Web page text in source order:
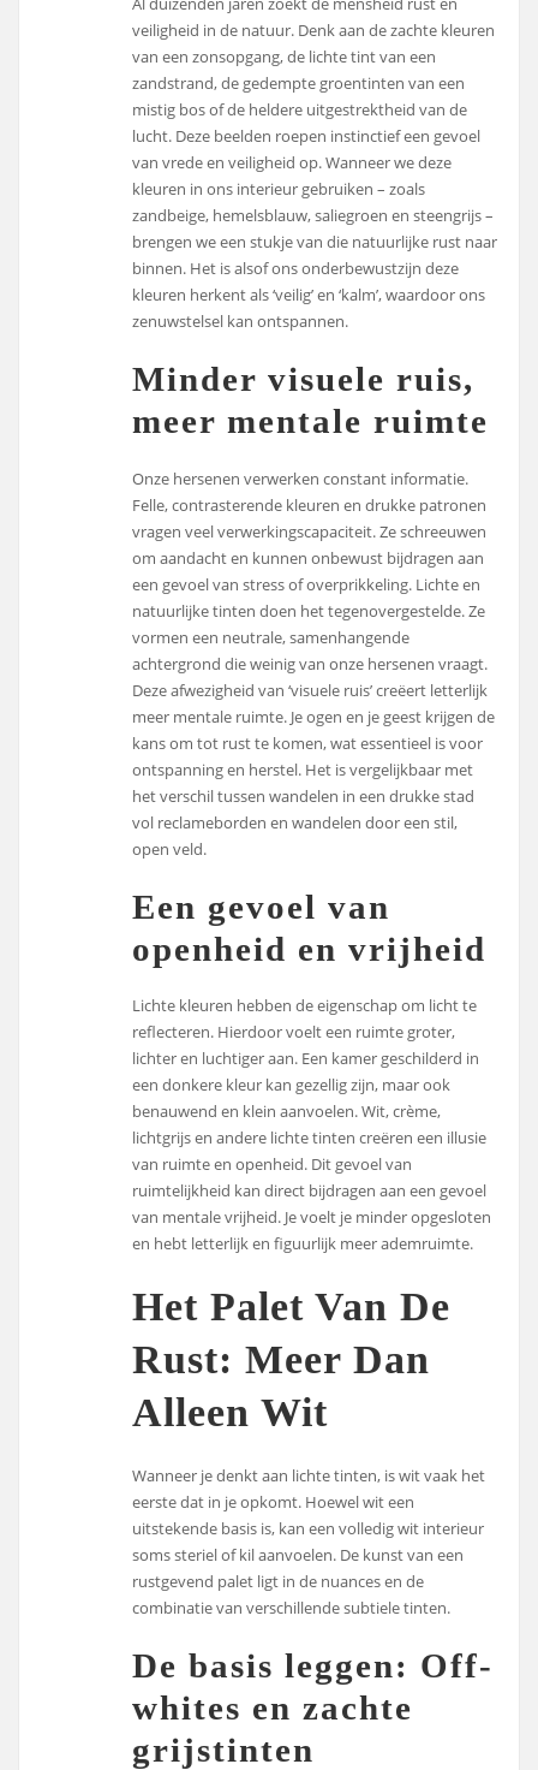
veiligheid in de natuur. Denk aan de zachte kleuren
van een zonsopgang, de lichte tint van een
zandstrand, de gedempte groentinten van een
mistig bos of de heldere uitgestrektheid van de
lucht. Deze beelden roepen instinctief een gevoel
van vrede en veiligheid op. Wanneer we deze
kleuren in ons interieur gebruiken – zoals
zandbeige, hemelsblauw, saliegroen en steengrijs –
brengen we een stukje van die natuurlijke rust naar
binnen. Het is alsof ons onderbewustzijn deze
kleuren herkent als ‘veilig’ en ‘kalm’, waardoor ons
zenuwstelsel kan ontspannen.
Minder visuele ruis,
meer mentale ruimte
Onze hersenen verwerken constant informatie.
Felle, contrasterende kleuren en drukke patronen
vragen veel verwerkingscapaciteit. Ze schreeuwen
om aandacht en kunnen onbewust bijdragen aan
een gevoel van stress of overprikkeling. Lichte en
natuurlijke tinten doen het tegenovergestelde. Ze
vormen een neutrale, samenhangende
achtergrond die weinig van onze hersenen vraagt.
Deze afwezigheid van ‘visuele ruis’ creëert letterlijk
meer mentale ruimte. Je ogen en je geest krijgen de
kans om tot rust te komen, wat essentieel is voor
ontspanning en herstel. Het is vergelijkbaar met
het verschil tussen wandelen in een drukke stad
vol reclameborden en wandelen door een stil,
open veld.
Een gevoel van
openheid en vrijheid
Lichte kleuren hebben de eigenschap om licht te
reflecteren. Hierdoor voelt een ruimte groter,
lichter en luchtiger aan. Een kamer geschilderd in
een donkere kleur kan gezellig zijn, maar ook
benauwend en klein aanvoelen. Wit, crème,
lichtgrijs en andere lichte tinten creëren een illusie
van ruimte en openheid. Dit gevoel van
ruimtelijkheid kan direct bijdragen aan een gevoel
van mentale vrijheid. Je voelt je minder opgesloten
en hebt letterlijk en figuurlijk meer ademruimte.
Het Palet Van De
Rust: Meer Dan
Alleen Wit
Wanneer je denkt aan lichte tinten, is wit vaak het
eerste dat in je opkomt. Hoewel wit een
uitstekende basis is, kan een volledig wit interieur
soms steriel of kil aanvoelen. De kunst van een
rustgevend palet ligt in de nuances en de
combinatie van verschillende subtiele tinten.
De basis leggen: Off-
whites en zachte
grijstinten